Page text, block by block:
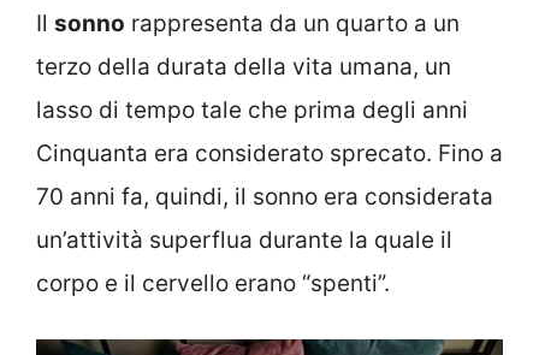
Il sonno rappresenta da un quarto a un
terzo della durata della vita umana, un
lasso di tempo tale che prima degli anni
Cinquanta era considerato sprecato. Fino a
70 anni fa, quindi, il sonno era considerata
un’attività superflua durante la quale il
corpo e il cervello erano “spenti”.